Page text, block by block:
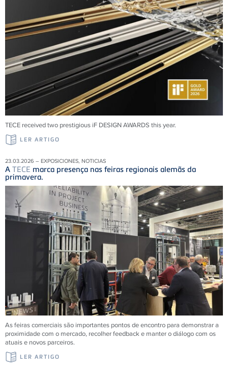
TECE received two prestigious iF DESIGN AWARDS this year.
LER ARTIGO
23.03.2026 – EXPOSICIONES, NOTICIAS
A TECE marca presença nas feiras regionais alemãs da
primavera.
As feiras comerciais são importantes pontos de encontro para demonstrar a
proximidade com o mercado, recolher feedback e manter o diálogo com os
atuais e novos parceiros.
LER ARTIGO